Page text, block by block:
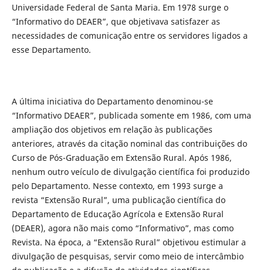
Universidade Federal de Santa Maria. Em 1978 surge o
“Informativo do DEAER”, que objetivava satisfazer as
necessidades de comunicação entre os servidores ligados a
esse Departamento.
A última iniciativa do Departamento denominou-se
“Informativo DEAER”, publicada somente em 1986, com uma
ampliação dos objetivos em relação às publicações
anteriores, através da citação nominal das contribuições do
Curso de Pós-Graduação em Extensão Rural. Após 1986,
nenhum outro veículo de divulgação científica foi produzido
pelo Departamento. Nesse contexto, em 1993 surge a
revista “Extensão Rural”, uma publicação científica do
Departamento de Educação Agrícola e Extensão Rural
(DEAER), agora não mais como “Informativo”, mas como
Revista. Na época, a “Extensão Rural” objetivou estimular a
divulgação de pesquisas, servir como meio de intercâmbio